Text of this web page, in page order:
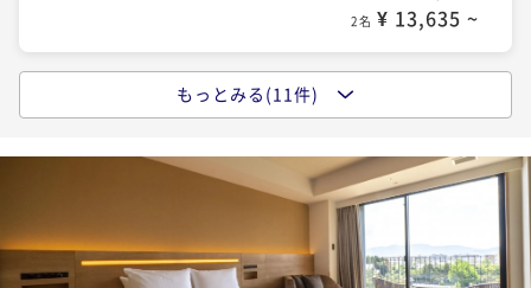
¥21,114~
2名 ¥ 19,636 ~
【早割60】＜朝食付＞60日前までのご予約に！サウナ
完備の銭湯・フリーフローのドリンクスペースで充実
IN 15:00 - 22:00 OUT11:00
ポイント即利用で最大7％OFF
2名 ¥ 13,635 ~
【早割60】＜食事なし＞60日前までのご予約に！サウ
ナ完備の銭湯・フリーフローのドリンクスペースで充
事前決済可
IN 15:00 - 22:00 OUT11:00
ポイント即利用で 最大7％OFF
¥15,524~
2名 ¥ 14,437 ~
もっとみる(11件)